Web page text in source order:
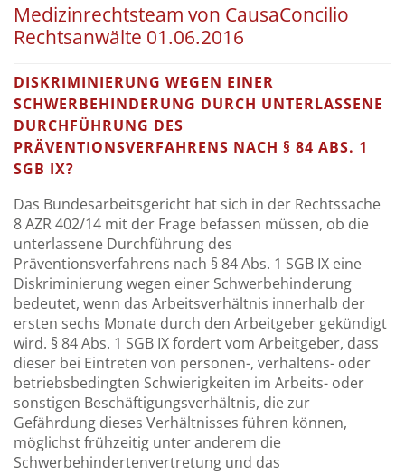
Medizinrechtsteam von CausaConcilio
Rechtsanwälte 01.06.2016
DISKRIMINIERUNG WEGEN EINER
SCHWERBEHINDERUNG DURCH UNTERLASSENE
DURCHFÜHRUNG DES
PRÄVENTIONSVERFAHRENS NACH § 84 ABS. 1
SGB IX?
Das Bundesarbeitsgericht hat sich in der Rechtssache
8 AZR 402/14 mit der Frage befassen müssen, ob die
unterlassene Durchführung des
Präventionsverfahrens nach § 84 Abs. 1 SGB IX eine
Diskriminierung wegen einer Schwerbehinderung
bedeutet, wenn das Arbeitsverhältnis innerhalb der
ersten sechs Monate durch den Arbeitgeber gekündigt
wird. § 84 Abs. 1 SGB IX fordert vom Arbeitgeber, dass
dieser bei Eintreten von personen-, verhaltens- oder
betriebsbedingten Schwierigkeiten im Arbeits- oder
sonstigen Beschäftigungsverhältnis, die zur
Gefährdung dieses Verhältnisses führen können,
möglichst frühzeitig unter anderem die
Schwerbehindertenvertretung und das